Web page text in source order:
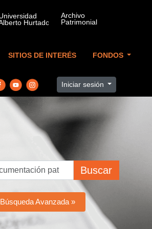
SITIOS DE INTERÉS FONDOS
Iniciar sesión
Buscar
Búsqueda Avanzada »